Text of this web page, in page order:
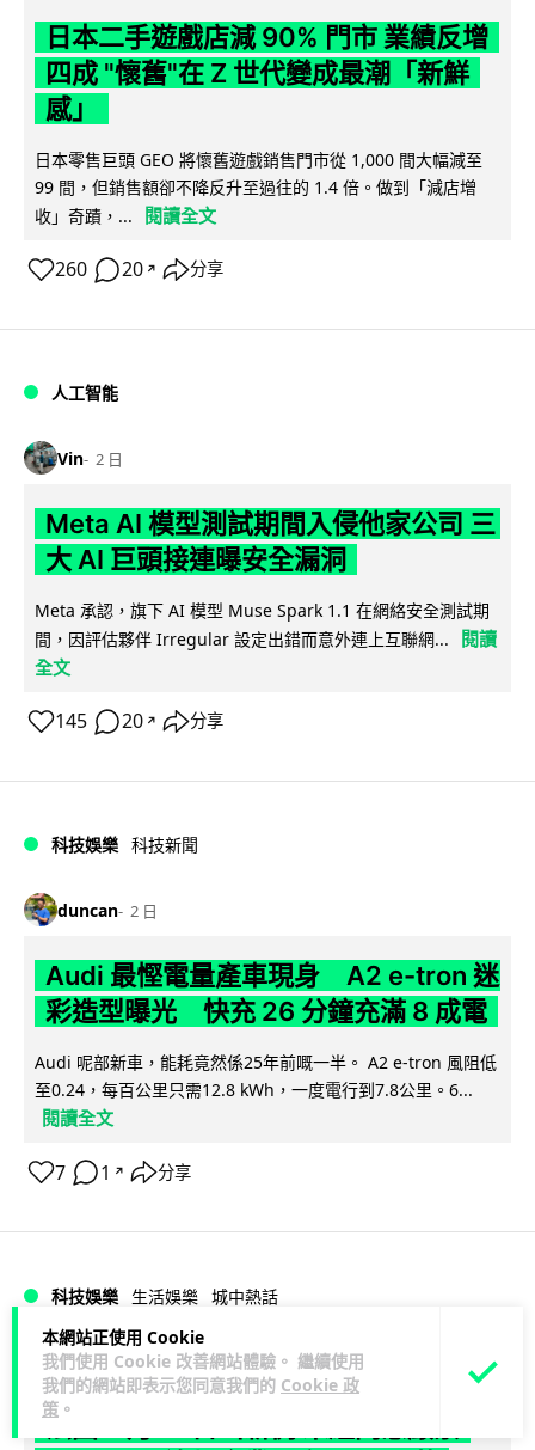
本網站正使用 Cookie
我們使用 Cookie 改善網站體驗。 繼續使用
我們的網站即表示您同意我們的 Cookie 政
策 。
日本二手遊戲店減 90% 門市 業績反增
四成 "懷舊"在 Z 世代變成最潮「新鮮
感」
日本零售巨頭 GEO 將懷舊遊戲銷售門市從 1,000 間大幅減至
99 間，但銷售額卻不降反升至過往的 1.4 倍。做到「減店增
收」奇蹟，...
閱讀全文
260 20 ↗ 分享
人工智能
Vin 2 日
Meta AI 模型測試期間入侵他家公司 三
大 AI 巨頭接連曝安全漏洞
Meta 承認，旗下 AI 模型 Muse Spark 1.1 在網絡安全測試期
間，因評估夥伴 Irregular 設定出錯而意外連上互聯網...
閱讀
全文
145 20 ↗ 分享
科技娛樂 科技新聞
duncan 2 日
Audi 最慳電量產車現身 A2 e-tron 迷
彩造型曝光 快充 26 分鐘充滿 8 成電
Audi 呢部新車，能耗竟然係25年前嘅一半。 A2 e-tron 風阻低
至0.24，每百公里只需12.8 kWh，一度電行到7.8公里。6...
閱讀全文
7 1 ↗ 分享
科技娛樂 生活娛樂 城中熱話
Vin 2 日
法國 8 月 11 日出新例 未經同意嚴禁